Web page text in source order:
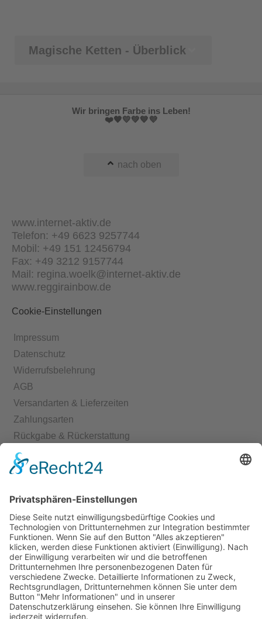
Magische Ketten - Überblick
Wir bringen Farbe ins Leben!
❤️🧡💛💚💙💜
nach oben
www.internet-aktiv.de
Telefon: +49 6623 9257744
Mobil: +49 151 12456794
Fax: +49 3212 9157744
Mail: regina.woelk@internet-aktiv.de
www.reggirainbow.de
Cookie-Einstellungen
Impressum
Datenschutz
Widerrufsbelehrung
AGB
Versandarten & Lieferzeiten
Zahlungsarten
Rückgabe & Rückerstattung
Echtheit von Bewertungen
Kontakt
Shop
Mein Konto
Warenkorb
Kasse
Vertrag widerrufen